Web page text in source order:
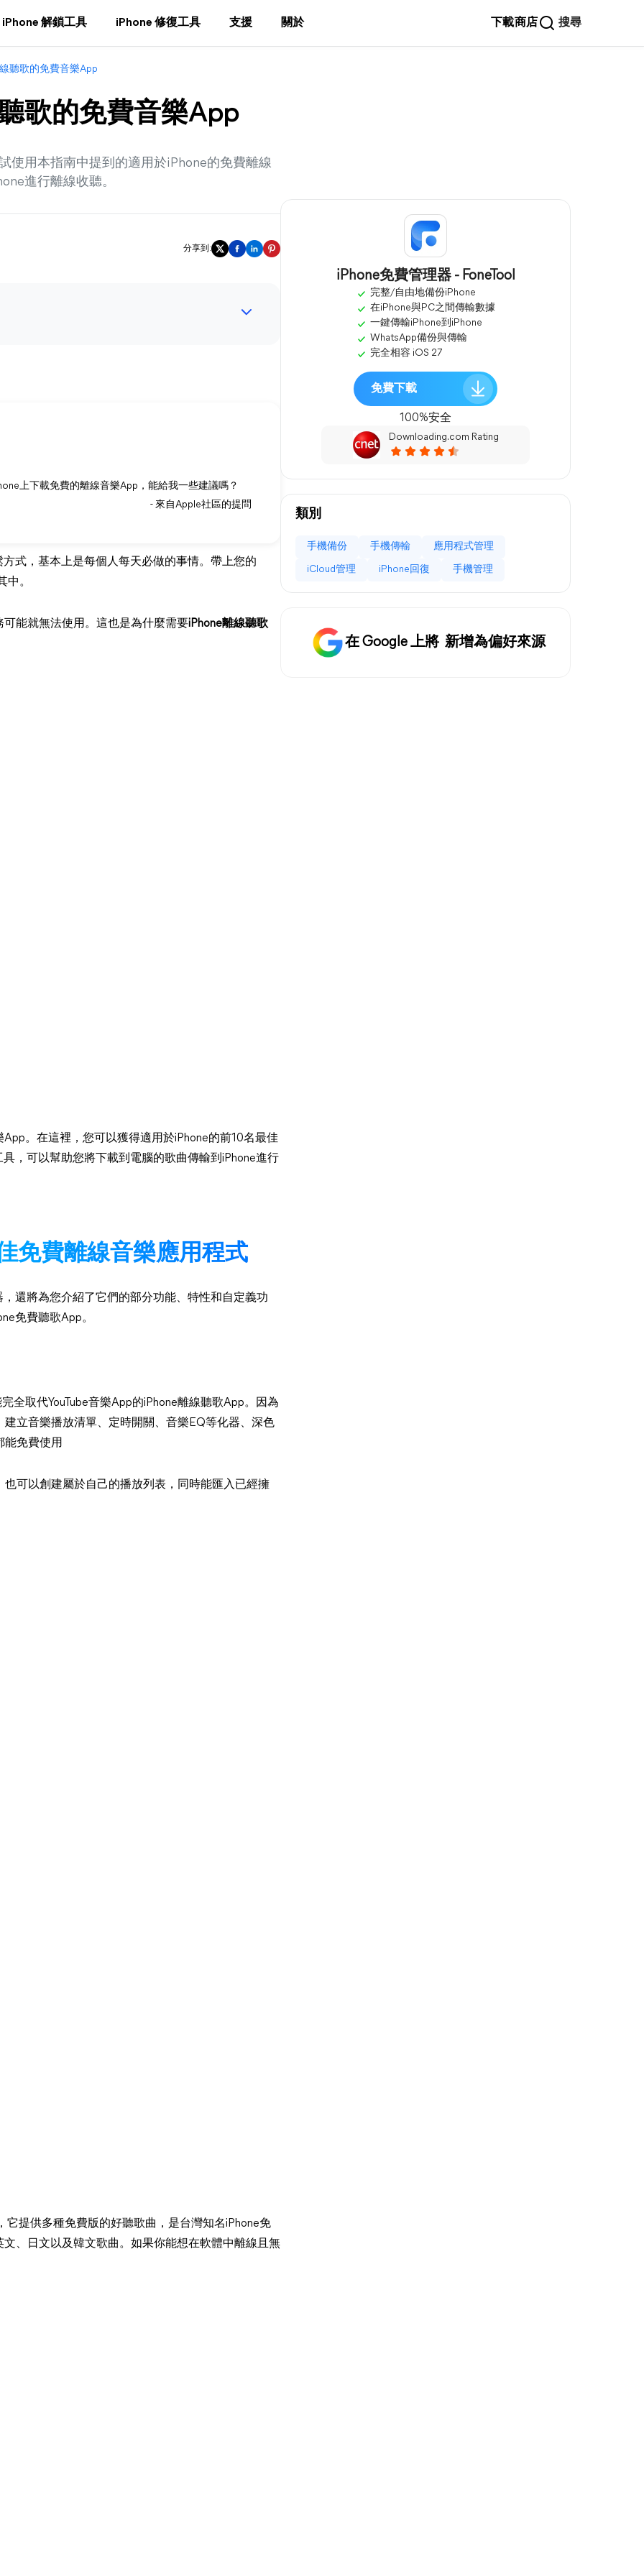
iPhone 解鎖工具 iPhone 修復工具 支援 關於 下載商店 搜尋
聽歌的免費音樂App
歌的免費音樂App
使用本指南中提到的適用於iPhone的免費離線
進行離線收聽。
分享到:
上下載免費的離線音樂App，能給我一些建議嗎？
- 來自Apple社區的提問
式，基本上是每個人每天必做的事情。帶上您的
中。
能就無法使用。這也是為什麼需要iPhone離線聽歌
。在這裡，您可以獲得適用於iPhone的前10名最佳
，可以幫助您將下載到電腦的歌曲傳輸到iPhone進行
免費離線音樂應用程式
還將為您介紹了它們的部分功能、特性和自定義功
免費聽歌App。
全取代YouTube音樂App的iPhone離線聽歌App。因為
建立音樂播放清單、定時開關、音樂EQ等化器、深色
能免費使用
可以創建屬於自己的播放列表，同時能匯入已經擁
提供多種免費版的好聽歌曲，是台灣知名iPhone免
、日文以及韓文歌曲。如果你能想在軟體中離線且無
iPhone免費管理器 - FoneTool
完整/自由地備份iPhone
在iPhone與PC之間傳輸數據
一鍵傳輸iPhone到iPhone
WhatsApp備份與傳輸
完全相容 iOS 27
免費下載
100%安全
Downloading.com Rating
類別
手機備份 手機傳輸 應用程式管理
iCloud管理 iPhone回復 手機管理
在 Google 上將 新增為偏好來源